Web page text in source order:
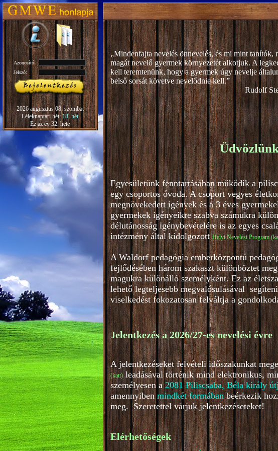
Azonosító:
Jelszó:
2026 augusztus 08, szombat
Léleknaptári hét:18. hét
Ez az év 32. hete
„Mindenfajta nevelés önnevelés, és mi mint tanítók,
magát nevelő gyermek környezetét alkotjuk. A
kell teremtenünk, hogy a gyermek úgy nevelje
belső sorsát követve nevelődnie kell.”
Rudolf
Egyesületünk fenntartásában működik a
egy csoportos óvoda. A csoport vegyes
megnövekedett igények és a 3 éves
gyermekek igényeikre szabva számukra
délutánosság igénybevételére is az egyes
intézmény által kidolgozottHelyi Nevelési Program
A Waldorf pedagógia emberközpontú
fejlődésében három szakaszt különböztet
magukra különálló személyként. Ez az
lehető legteljesebb megvalósulásával
viselkedést fokozatosan felváltja a
Jelentkezés a 2026/27-es nevelési évre
A jelentkezéseket felvételi időszakunkat
(katt) leadásával történik mind elektronikus,
személyesen a2081 Piliscsaba, Béla király
amennyibenmindkét formábanbeérkezik
meg. Szeretettel várjuk jelentkezéseteket!
Elérhetőségek